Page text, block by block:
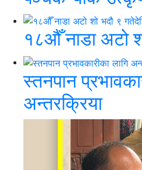
१८औँ नाडा अटो
स्तनपान
अन्तरक्रिया